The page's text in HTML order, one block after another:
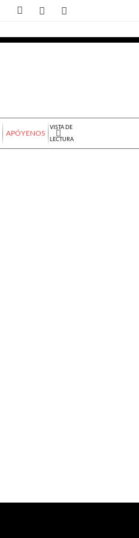
APÓYENOS
VISTA DE
LECTURA